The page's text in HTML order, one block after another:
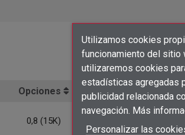
Crear
Nombre
Iniciar
Debe iniciar sesión
Utilizamos cookies
funcionamiento del sitio
utilizaremos cookies
estadísticas agregadas
publicidad relacionada
navegación. Más
Personalizar las
Opciones Precio
0,8 (15K)
112,76 € / 1
a partir de 10